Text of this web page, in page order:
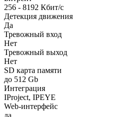
256 - 8192 Кбит/с
Детекция движения
Да
Тревожный вход
Нет
Тревожный выход
Нет
SD карта памяти
до 512 Gb
Интеграция
IProject, IPEYE
Web-интерфейс
да